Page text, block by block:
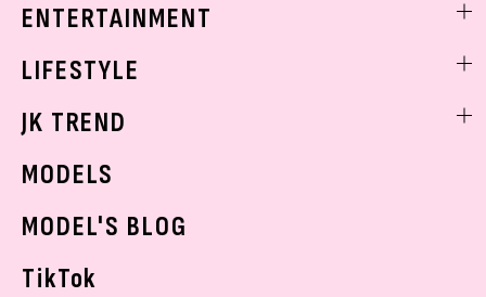
ベストコスメ
ボディケア
学校ヘアメイク
ENTERTAINMENT
K-POP
LIFESTYLE
モデルの購入品
JK TREND
MODELS
MODEL'S BLOG
TikTok